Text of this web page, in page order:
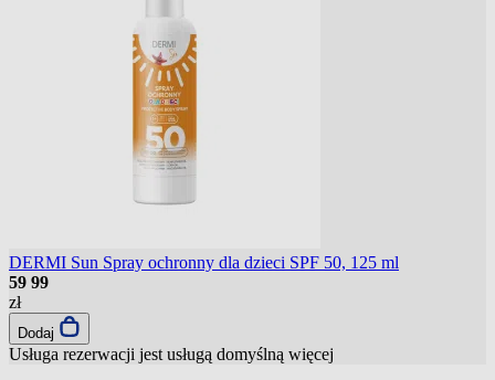
DERMI Sun Spray ochronny dla dzieci SPF 50, 125 ml
59 99
zł
Dodaj
Usługa rezerwacji jest usługą domyślną więcej